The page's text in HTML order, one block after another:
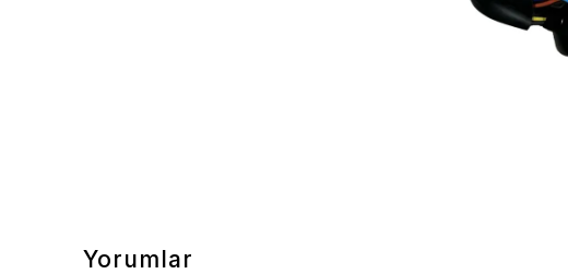
Yorumlar